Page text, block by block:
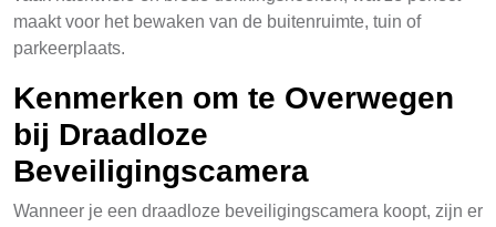
maakt voor het bewaken van de buitenruimte, tuin of
parkeerplaats.
Kenmerken om te Overwegen
bij Draadloze
Beveiligingscamera
Wanneer je een draadloze beveiligingscamera koopt, zijn er